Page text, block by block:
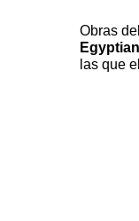
Obras
Egyptian
las que